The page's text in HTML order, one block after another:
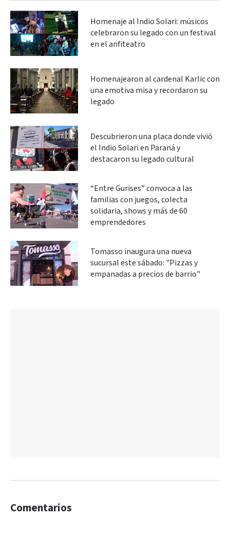
Homenaje al Indio Solari: músicos
celebraron su legado con un festival
en el anfiteatro
Homenajearon al cardenal Karlic con
una emotiva misa y recordaron su
legado
Descubrieron una placa donde vivió
el Indio Solari en Paraná y
destacaron su legado cultural
“Entre Gurises” convoca a las
familias con juegos, colecta
solidaria, shows y más de 60
emprendedores
Tomasso inaugura una nueva
sucursal este sábado: "Pizzas y
empanadas a precios de barrio"
Comentarios